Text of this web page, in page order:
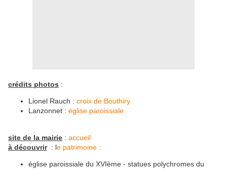
crédits photos :
Lionel Rauch : croix de Bouthiry
Lanzonnet : église paroissiale
site de la mairie : accueil
à découvrir: le patrimoine :
église paroissiale du XVIème - statues polychromes du